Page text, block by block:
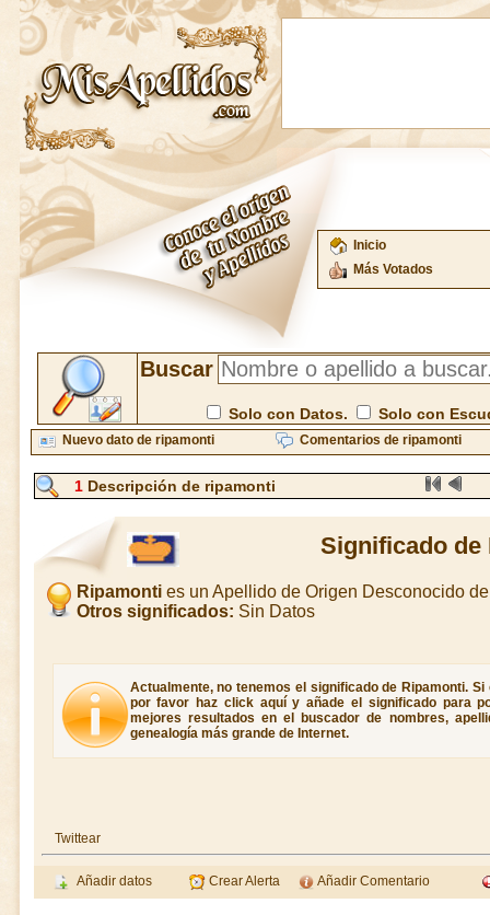
Inicio
Más Votados
Buscar
Solo con Datos. Solo con
Nuevo dato de ripamonti Comentarios de ripamonti
1 Descripción de ripamonti
Significado de
Ripamonties un Apellido de Origen Desconocido
Otros significados: Sin Datos
Actualmente, no tenemos el significado de Ripamonti.
por favor haz click aquí y añade el significado para
mejores resultados en el buscador de nombres,
genealogía más grande de Internet.
Twittear
Añadir datos Crear Alerta Añadir Comentario